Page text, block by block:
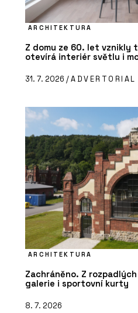
ARCHITEKTURA
Z domu ze 60. let vznikly
otevírá interiér světlu i
31. 7. 2026 /ADVERTORIAL
ARCHITEKTURA
Zachráněno. Z
galerie i sportovní kurty
8. 7. 2026